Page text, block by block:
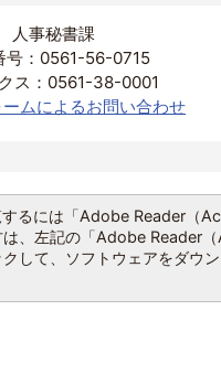
人事秘書課
号：0561-56-0715
ス：0561-38-0001
ムによるお問い合わせ
するには「Adobe Reader（
は、左記の「Adobe Reader
して、ソフトウェアをダウ